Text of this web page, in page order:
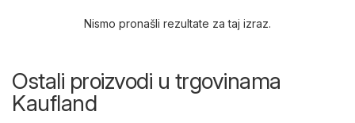
Nismo pronašli rezultate za taj izraz.
Ostali proizvodi u trgovinama
Kaufland